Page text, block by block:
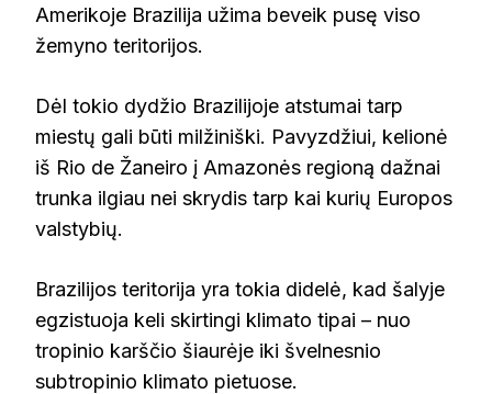
Amerikoje Brazilija užima beveik pusę viso
žemyno teritorijos.
Dėl tokio dydžio Brazilijoje atstumai tarp
miestų gali būti milžiniški. Pavyzdžiui, kelionė
iš Rio de Žaneiro į Amazonės regioną dažnai
trunka ilgiau nei skrydis tarp kai kurių Europos
valstybių.
Brazilijos teritorija yra tokia didelė, kad šalyje
egzistuoja keli skirtingi klimato tipai – nuo
tropinio karščio šiaurėje iki švelnesnio
subtropinio klimato pietuose.